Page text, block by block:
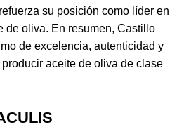
su posición como líder en
de oliva. En resumen, Castillo
de excelencia, autenticidad y
aceite de oliva de clase